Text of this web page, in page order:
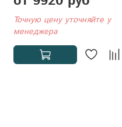
Точную цену уточняйте у
менеджера